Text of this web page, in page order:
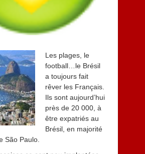
Les plages, le
football…le Brésil
a toujours fait
rêver les Français.
Ils sont aujourd’hui
près de 20 000, à
être expatriés au
Brésil, en majorité
São Paulo.